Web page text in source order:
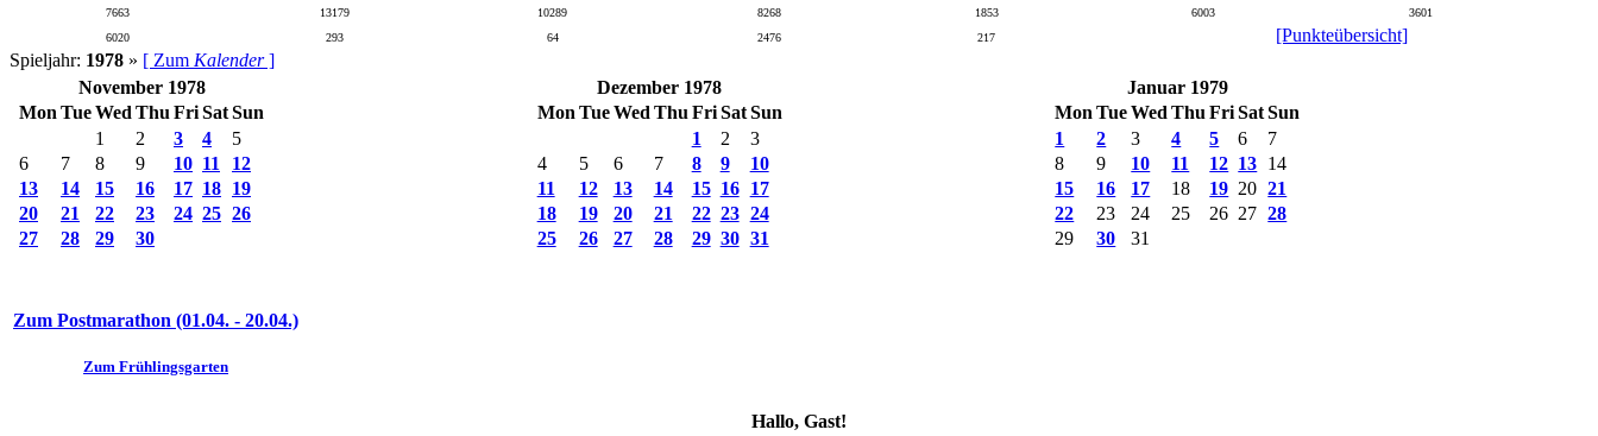
7663 13179 10289 8268 1853 6003
3601
6020
293 64 2476 217
[Punkteübersicht]
Spieljahr: 1978 » [ Zum Kalender]
November 1978
Mon TueWed Thu FriSatSun
1
2 3 4
5
6
7 8 9 10 11
12
13
14 15 16 17 18 19
20
21 22 23 24 25 26
27
28 29 30
Dezember 1978
Mon TueWed Thu FriSatSun
1
2
3
4
5 6 7 8 9
10
11
12 13 14 15 16
17
18
19 20 21 22 23 24
25
26 27 28 29 30 31
Januar 1979
Mon TueWed Thu FriSatSun
1
2 3 4 5 6
7
8
9 10 11 12 13 14
15
16 17 18 19 20 21
22
23 24 25 26 27 28
29
30 31
Zum Postmarathon (01.04. - 20.04.)
Zum Frühlingsgarten
Hallo, Gast!